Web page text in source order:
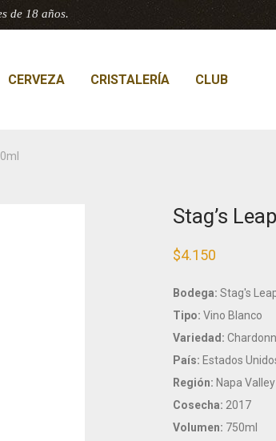
de 18 años.
CERVEZA CRISTALERÍA CLUB
Stag’s
$4.150
Bodega: Stag's
Tipo: Vino Blanco
Variedad:
País: Estados
Región: Napa Valley
Cosecha: 2017
Volumen: 750ml